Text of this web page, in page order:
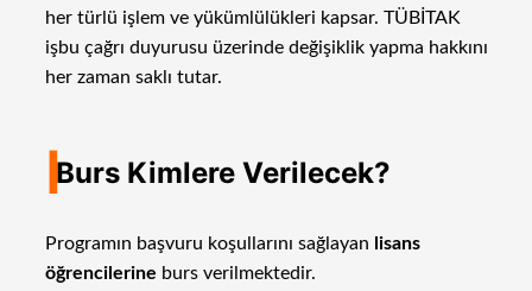
her türlü işlem ve yükümlülükleri kapsar. TÜBİTAK
işbu çağrı duyurusu üzerinde değişiklik yapma hakkını
her zaman saklı tutar.
IBurs Kimlere Verilecek?
Programın başvuru koşullarını sağlayan lisans
öğrencilerine burs verilmektedir.